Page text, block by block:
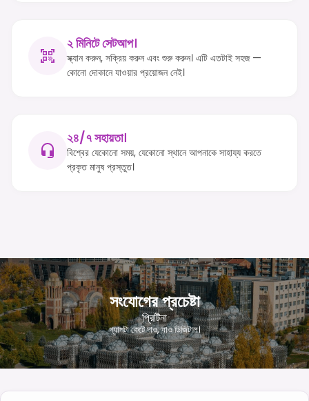
২ মিনিটে সেটআপ।
স্ক্যান করুন, সক্রিয় করুন এবং শুরু করুন। এটি এতটাই সহজ —
কোনো দোকানে যাওয়ার প্রয়োজন নেই।
২৪/৭ সহায়তা।
বিশ্বের যেকোনো সময়, যেকোনো স্থানে আপনাকে সাহায্য করতে
প্রকৃত মানুষ প্রস্তুত।
সংযোগের প্রচেষ্টা
প্রিটিনা
গ্যাপটা কেটে দাও, যাও ডিজিটাল।